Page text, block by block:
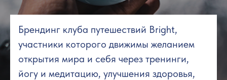
Брендинг клуба путешествий Bright,
участники которого движимы желанием
открытия мира и себя через тренинги,
йогу и медитацию, улучшения здоровья,